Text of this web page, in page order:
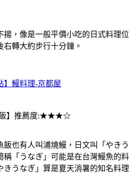
揚，像是一般平價小吃的日式料理位
轉大約步行十分鐘。
】鰻料理-京都屋
飯】推薦度:★★★☆
飯也有人叫浦燒鰻，日文叫「やきう
稱「うなぎ」可能是在台灣鰻魚的料
きうなぎ」算是夏天消暑的知名料理